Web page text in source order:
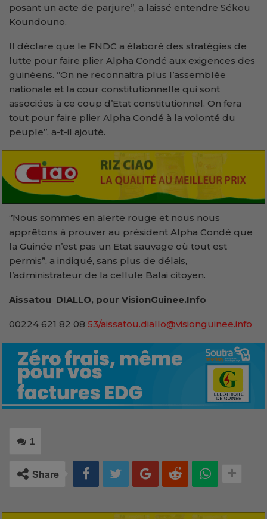
posant un acte de parjure’’, a laissé entendre Sékou
Koundouno.
Il déclare que le FNDC a élaboré des stratégies de
lutte pour faire plier Alpha Condé aux exigences des
guinéens. ‘’On ne reconnaitra plus l’assemblée
nationale et la cour constitutionnelle qui sont
associées à ce coup d’Etat constitutionnel. On fera
tout pour faire plier Alpha Condé à la volonté du
peuple’’, a-t-il ajouté.
‘’Nous sommes en alerte rouge et nous nous
apprêtons à prouver au président Alpha Condé que
la Guinée n’est pas un Etat sauvage où tout est
permis’’, a indiqué, sans plus de délais,
l’administrateur de la cellule Balai citoyen.
Aissatou DIALLO, pour VisionGuinee.Info
00224 621 82 08 53/aissatou.diallo@visionguinee.info
1
Share